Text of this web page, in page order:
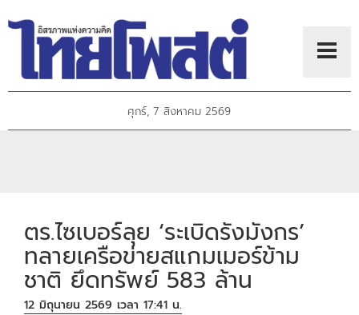
ศุกร์, 7 สิงหาคม 2569
ตร.ไซเบอร์ลุย ‘ระเบิดรังมังกร’
ทลายเครือข่ายสแกมเมอร์ข้าม
ชาติ ยึดทรัพย์ 583 ล้าน
12 มิถุนายน 2569 เวลา 17:41 น.